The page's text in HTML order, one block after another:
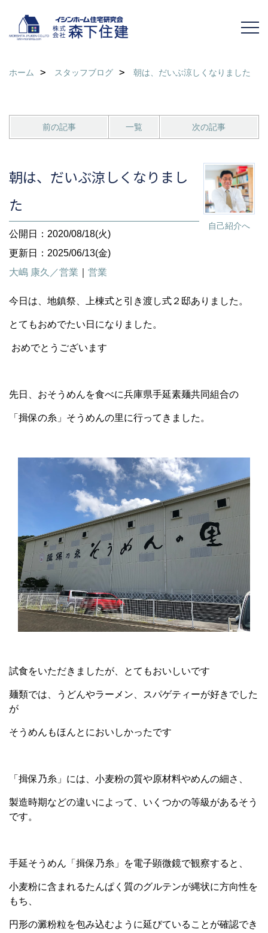
ホーム スタッフブログ 朝は、だいぶ涼しくなりました
前の記事 一覧 次の記事
自己紹介へ
朝は、だいぶ涼しくなりまし
た
公開日：2020/08/18(火)
更新日：2025/06/13(金)
大嶋 康久／営業
営業
今日は、地鎮祭、上棟式と引き渡し式２邸ありました。
とてもおめでたい日になりました。
おめでとうございます
先日、おそうめんを食べに兵庫県手延素麺共同組合の
「揖保の糸」そうめんの里に行ってきました。
試食をいただきましたが、とてもおいしいです
麺類では、うどんやラーメン、スパゲティーが好きでした
が
そうめんもほんとにおいしかったです
「揖保乃糸」には、小麦粉の質や原材料やめんの細さ、
製造時期などの違いによって、いくつかの等級があるそう
です。
手延そうめん「揖保乃糸」を電子顕微鏡で観察すると、
小麦粉に含まれるたんぱく質のグルテンが縄状に方向性を
もち、
円形の澱粉粒を包み込むように延びていることが確認でき